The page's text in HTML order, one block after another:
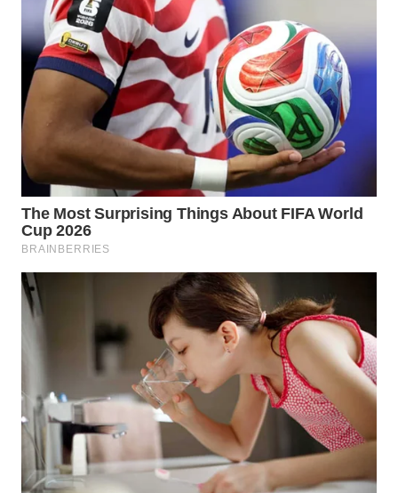
WN
KARAWANG
WN
WN
BOGOR
WN
DEPOK
TAPANULI
SAMOSIR
PADANG
LAWAS